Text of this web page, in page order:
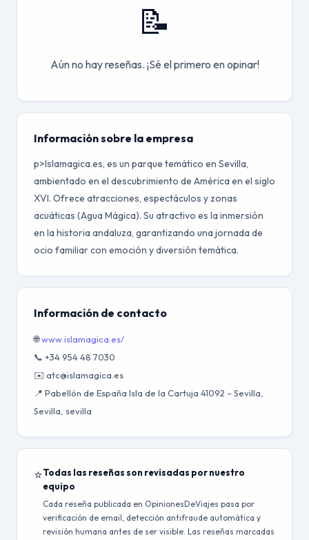
📝
Aún no hay reseñas. ¡Sé el primero en opinar!
Información sobre la empresa
p>Islamagica.es, es un parque temático en Sevilla,
ambientado en el descubrimiento de América en el siglo
XVI. Ofrece atracciones, espectáculos y zonas
acuáticas (Agua Mágica). Su atractivo es la inmersión
en la historia andaluza, garantizando una jornada de
ocio familiar con emoción y diversión temática.
Información de contacto
🌐www.islamagica.es/
📞 +34 954 48 7030
✉️ atc@islamagica.es
📍 Pabellón de España Isla de la Cartuja 41092 – Sevilla,
Sevilla, sevilla
⭐Todas las reseñas son revisadas por nuestro
equipo
Cada reseña publicada en OpinionesDeViajes pasa por
verificación de email, detección antifraude automática y
revisión humana antes de ser visible. Las reseñas marcadas